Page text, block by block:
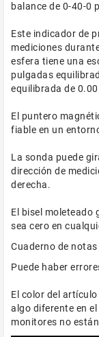
balance de 0-40-0
Este indicador de
mediciones
esfera tiene una
pulgadas
equilibrada de
El puntero
fiable en un
La sonda puede
dirección de
derecha.
El bisel moleteado
sea cero en
Cuaderno de notas
Puede haber
El color del
algo diferente en
monitores no